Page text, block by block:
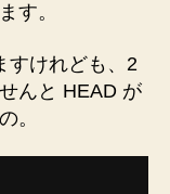
す。
すけれども、2
んと HEAD が
。